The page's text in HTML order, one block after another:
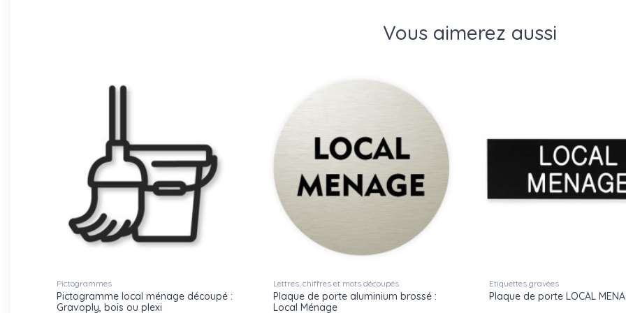
Vous aimerez aussi
Pictogrammes
Pictogramme local ménage découpé :
Gravoply, bois ou plexi
Lettres, chiffres et mots découpés
Plaque de porte aluminium brossé :
Local Ménage
Etiquettes gravées
Plaque de porte LOCAL